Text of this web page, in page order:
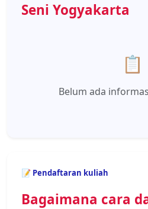
Seni Yogyakarta
📋
Belum ada
📝 Pendaftaran kuliah
Bagaimana cara